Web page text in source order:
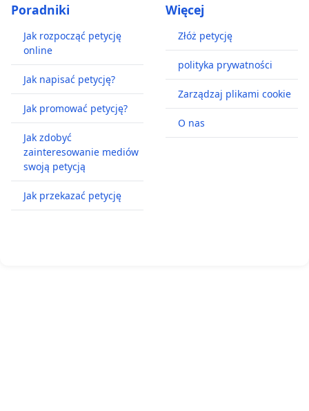
Poradniki
Jak rozpocząć petycję
online
Jak napisać petycję?
Jak promować petycję?
Jak zdobyć
zainteresowanie mediów
swoją petycją
Jak przekazać petycję
Więcej
Złóż petycję
polityka prywatności
Zarządzaj plikami cookie
O nas